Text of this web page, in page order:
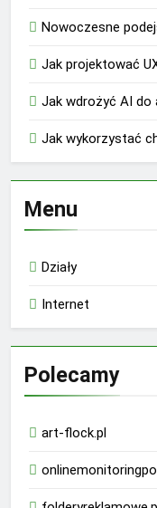
Nowoczesne
Jak projektować
Jak wdrożyć AI do
Jak wykorzystać
Menu
Działy
Internet
Polecamy
art-flock.pl